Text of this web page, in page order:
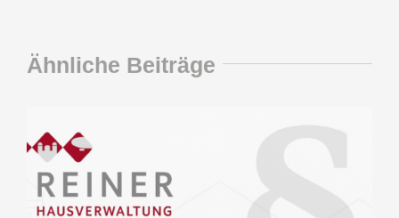
Ähnliche Beiträge